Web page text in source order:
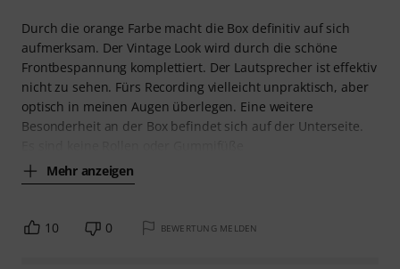
Durch die orange Farbe macht die Box definitiv auf sich
aufmerksam. Der Vintage Look wird durch die schöne
Frontbespannung komplettiert. Der Lautsprecher ist effektiv
nicht zu sehen. Fürs Recording vielleicht unpraktisch, aber
optisch in meinen Augen überlegen. Eine weitere
Besonderheit an der Box befindet sich auf der Unterseite.
Mehr anzeigen
10 0 BEWERTUNG MELDEN